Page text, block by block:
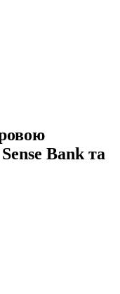
Bank та